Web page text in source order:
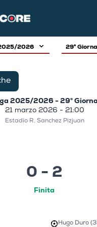
2026 29°
2025/2026 - 29°
21 marzo 2026 - 21:00
Estadio R. Sanchez Pizjuan
0 - 2
Finita
Hugo Duro